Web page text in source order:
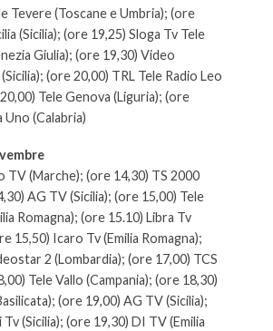
Tevere (Toscane e Umbria); (ore
(Sicilia); (ore 19,25) Sloga Tv Tele
Giulia); (ore 19,30) Video
(ore 20,00) TRL Tele Radio Leo
Tele Genova (Liguria); (ore
Uno (Calabria)
TV (Marche); (ore 14,30) TS 2000
AG TV (Sicilia); (ore 15,00) Tele
Romagna); (ore 15.10) Libra Tv
15,50) Icaro Tv (Emilia Romagna);
2 (Lombardia); (ore 17,00) TCS
Tele Vallo (Campania); (ore 18,30)
(ore 19,00) AG TV (Sicilia);
(Sicilia); (ore 19,30) DI TV (Emilia